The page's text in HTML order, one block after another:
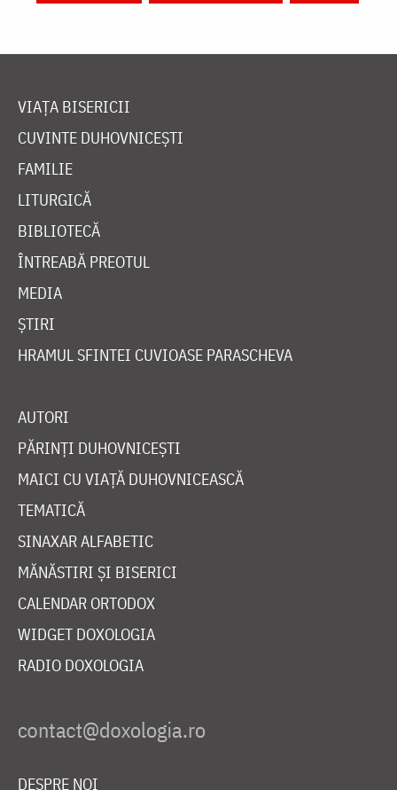
VIAȚA BISERICII
CUVINTE DUHOVNICEȘTI
FAMILIE
LITURGICĂ
BIBLIOTECĂ
ÎNTREABĂ PREOTUL
MEDIA
ȘTIRI
HRAMUL SFINTEI CUVIOASE PARASCHEVA
AUTORI
PĂRINȚI DUHOVNICEȘTI
MAICI CU VIAȚĂ DUHOVNICEASCĂ
TEMATICĂ
SINAXAR ALFABETIC
MĂNĂSTIRI ȘI BISERICI
CALENDAR ORTODOX
WIDGET DOXOLOGIA
RADIO DOXOLOGIA
DESPRE NOI